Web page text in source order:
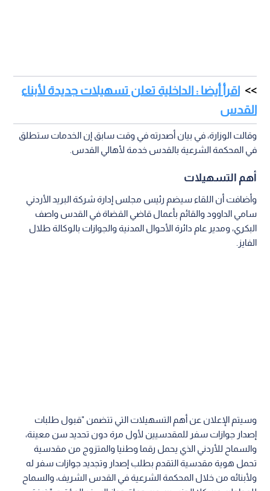
اقرأ أيضا : الداخلية تعلن تسهيلات جديدة لأبناء
القدس
وقالت الوزارة، في بيان أصدرته في وقت سابق إن الخدمات ستطلق
في المحكمة الشرعية بالقدس خدمة لأهالي القدس.
أهم التسهيلات
وأضافت أن اللقاء سيضم رئيس مجلس إدارة شركة البريد الأردني
سامي الداوود والقائم بأعمال قاضي القضاة في القدس واصف
البكري، ومدير عام دائرة الأحوال المدنية والجوازات بالوكالة طلال
الفايز.
وسيتم الإعلان عن أهم التسهيلات التي تتضمن "قبول طلبات
إصدار جوازات سفر للمقدسيين لأول مرة دون تحديد سن معينة،
والسماح للأردني الذي يحمل رقما وطنيا والمتزوج من مقدسية
تحمل هوية مقدسية التقدم بطلب إصدار وتجديد جوازات سفر له
ولأبنائه من خلال المحكمة الشرعية في القدس الشريف، والسماح